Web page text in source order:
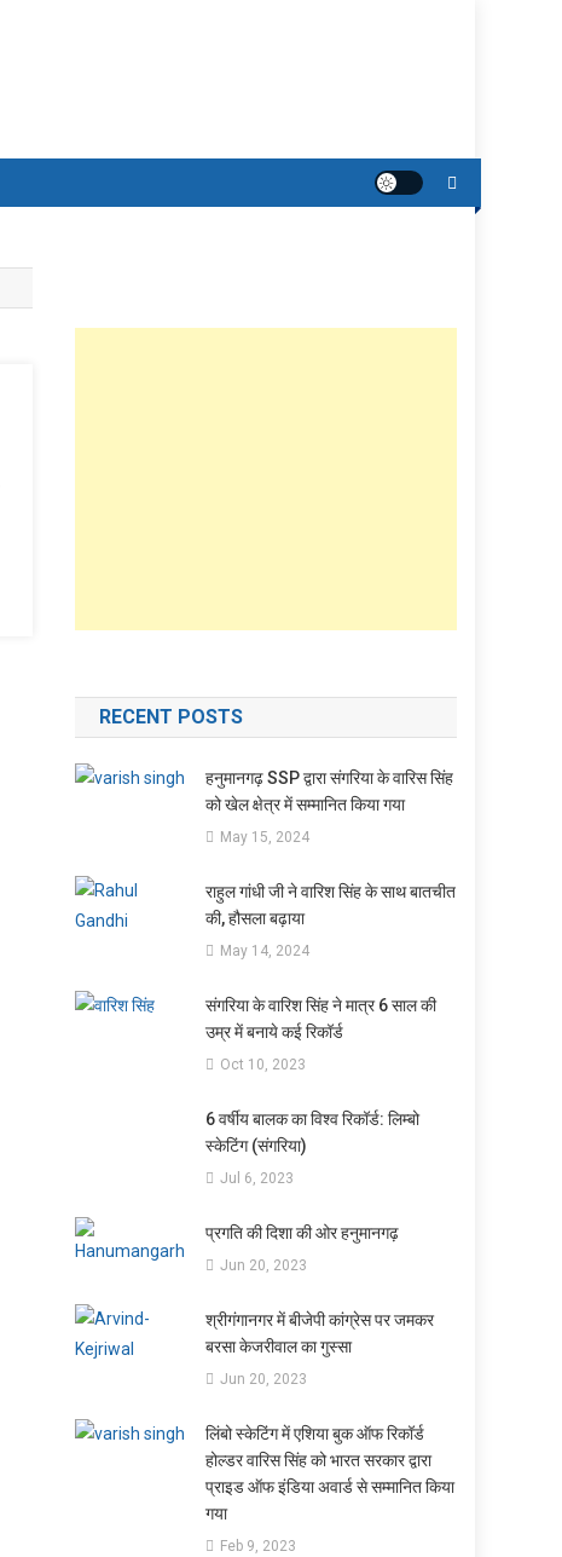
RECENT POSTS
हनुमानगढ़ SSP द्वारा संगरिया के वारिस सिंह
को खेल क्षेत्र में सम्मानित किया गया
May 15, 2024
राहुल गांधी जी ने वारिश सिंह के साथ बातचीत
की, हौसला बढ़ाया
May 14, 2024
संगरिया के वारिश सिंह ने मात्र 6 साल की
उम्र में बनाये कई रिकॉर्ड
Oct 10, 2023
6 वर्षीय बालक का विश्व रिकॉर्ड: लिम्बो
स्केटिंग (संगरिया)
Jul 6, 2023
प्रगति की दिशा की ओर हनुमानगढ़
Jun 20, 2023
श्रीगंगानगर में बीजेपी कांग्रेस पर जमकर
बरसा केजरीवाल का गुस्सा
Jun 20, 2023
लिंबो स्केटिंग में एशिया बुक ऑफ रिकॉर्ड
होल्डर वारिस सिंह को भारत सरकार द्वारा
प्राइड ऑफ इंडिया अवार्ड से सम्मानित किया
गया
Feb 9, 2023